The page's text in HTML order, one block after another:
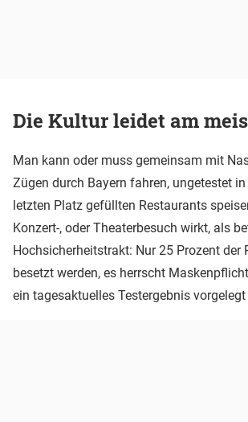
Die Kultur leidet am
Man kann oder muss gemeinsam mit
Zügen durch Bayern fahren, ungetestet
letzten Platz gefüllten Restaurants
Konzert-, oder Theaterbesuch wirkt, als
Hochsicherheitstrakt: Nur 25 Prozent der
besetzt werden, es herrscht
ein tagesaktuelles Testergebnis vorgelegt